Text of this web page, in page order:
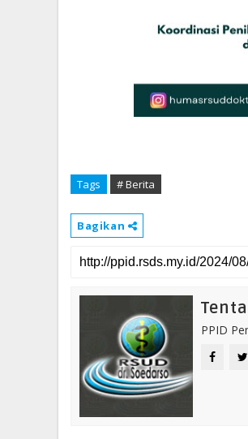
Tags # Berita
Bagikan
PPID